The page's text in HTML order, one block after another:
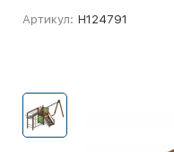
Артикул: Н124791